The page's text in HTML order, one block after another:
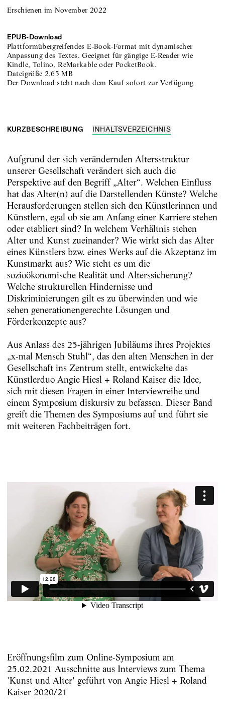
Erschienen im November 2022
EPUB-Download
Plattformübergreifendes E-Book-Format mit dynamischer
Anpassung des Textes. Geeignet für gängige E-Reader wie
Kindle, Tolino, ReMarkable oder PocketBook.
Dateigröße 2,65 MB
Der Download steht nach dem Kauf sofort zur Verfügung
KURZBESCHREIBUNG INHALTSVERZEICHNIS
Aufgrund der sich verändernden Altersstruktur
unserer Gesellschaft verändert sich auch die
Perspektive auf den Begriff „Alter“. Welchen Einfluss
hat das Alter(n) auf die Darstellenden Künste? Welche
Herausforderungen stellen sich den Künstlerinnen und
Künstlern, egal ob sie am Anfang einer Karriere stehen
oder etabliert sind? In welchem Verhältnis stehen
Alter und Kunst zueinander? Wie wirkt sich das Alter
eines Künstlers bzw. eines Werks auf die Akzeptanz im
Kunstmarkt aus? Wie steht es um die
sozioökonomische Realität und Alterssicherung?
Welche strukturellen Hindernisse und
Diskriminierungen gilt es zu überwinden und wie
sehen generationengerechte Lösungen und
Förderkonzepte aus?
Aus Anlass des 25-jährigen Jubiläums ihres Projektes
„x-mal Mensch Stuhl“, das den alten Menschen in der
Gesellschaft ins Zentrum stellt, entwickelte das
Künstlerduo Angie Hiesl + Roland Kaiser die Idee,
sich mit diesen Fragen in einer Interviewreihe und
einem Symposium diskursiv zu befassen. Dieser Band
greift die Themen des Symposiums auf und führt sie
mit weiteren Fachbeiträgen fort.
Eröffnungsfilm zum Online-Symposium am
25.02.2021 Ausschnitte aus Interviews zum Thema
'Kunst und Alter' geführt von Angie Hiesl + Roland
Kaiser 2020/21